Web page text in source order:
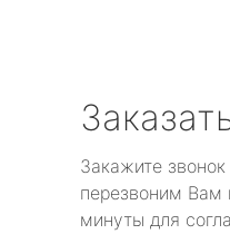
Закажите
перезвоним Вам
минуты для